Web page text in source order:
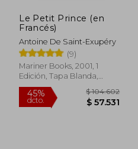
Le Petit Prince (en
Francés)
Antoine De Saint-Exupéry
(9)
Mariner Books, 2001, 1
Edición, Tapa Blanda,
Nuevo